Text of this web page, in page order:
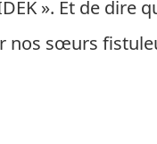
». Et de dire
nos sœurs